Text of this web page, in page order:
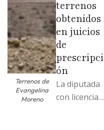
Terrenos de
Evangelina
Moreno
terrenos
obtenidos
en juicios
de
prescripci
ón
La diputada
con licencia